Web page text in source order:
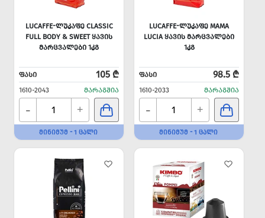
LUCAFFE-ᲚᲣᲙᲐᲤᲔ CLASSIC
FULL BODY & SWEET ᲧᲐᲕᲘᲡ
ᲛᲐᲠᲪᲕᲐᲚᲔᲑᲘ 1ᲙᲒ
ᲤᲐᲡᲘ 105 ₾
1610-2043 ᲛᲐᲠᲐᲒᲨᲘᲐ
- +
ᲛᲘᲜᲘᲛᲣᲛ - 1 ᲪᲐᲚᲘ
LUCAFFE-ᲚᲣᲙᲐᲤᲔ MAMA
LUCIA ᲧᲐᲕᲘᲡ ᲛᲐᲠᲪᲕᲐᲚᲔᲑᲘ
1ᲙᲒ
ᲤᲐᲡᲘ 98.5 ₾
1610-2033 ᲛᲐᲠᲐᲒᲨᲘᲐ
- +
ᲛᲘᲜᲘᲛᲣᲛ - 1 ᲪᲐᲚᲘ